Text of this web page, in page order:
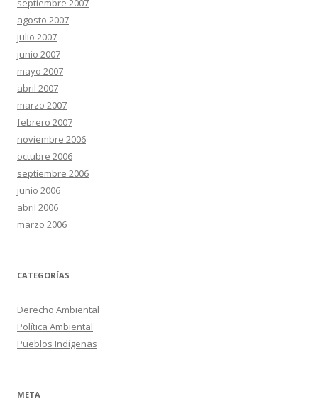
septiembre 2007
agosto 2007
julio 2007
junio 2007
mayo 2007
abril 2007
marzo 2007
febrero 2007
noviembre 2006
octubre 2006
septiembre 2006
junio 2006
abril 2006
marzo 2006
CATEGORÍAS
Derecho Ambiental
Política Ambiental
Pueblos Indígenas
META